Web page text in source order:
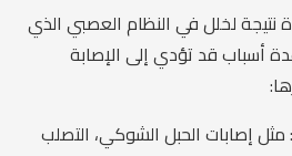
نتيجة لخلل في النظام العصبي الذي
أسباب قد تؤدي إلى الإصابة
: مثل إصابات الحبل الشوكي، التصلب